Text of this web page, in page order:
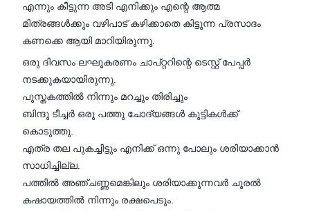
എന്നും കീട്ടുന്ന അടി എനിക്കും എന്റെ ആത്മ
മിത്രങ്ങൾക്കും വഴിപാട് കഴിക്കാതെ കിട്ടുന്ന പ്രസാദം
കണക്കെ ആയി മാറിയിരുന്നു.
ഒരു ദിവസം ലഘൂകരണം ചാപ്റ്ററിന്റെ ടെസ്റ്റ്‌ പേപ്പർ
നടക്കുകയായിരുന്നു.
പുസ്തകത്തിൽ നിന്നും മറച്ചും തിരിച്ചും
ബിന്ദു ടീച്ചർ ഒരു പത്തു ചോദ്യങ്ങൾ കുട്ടികൾക്ക്
കൊടുത്തു.
എത്ര തല പുകച്ചിട്ടും എനിക്ക് ഒന്നു പോലും ശരിയാക്കാൻ
സാധിച്ചില്ല.
പത്തിൽ അഞ്ചണ്ണമെങ്കിലും ശരിയാക്കുന്നവർ ചൂരൽ
കഷായത്തിൽ നിന്നും രക്ഷപെടും.